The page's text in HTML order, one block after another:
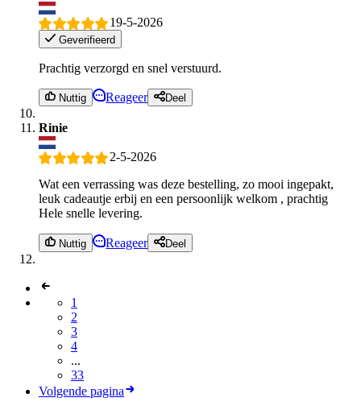
19-5-2026
Geverifieerd
Prachtig verzorgd en snel verstuurd.
Nuttig Reageer Deel
Rinie
2-5-2026
Wat een verrassing was deze bestelling, zo mooi ingepakt,
leuk cadeautje erbij en een persoonlijk welkom , prachtig
Hele snelle levering.
Nuttig Reageer Deel
1
2
3
4
...
33
Volgende pagina